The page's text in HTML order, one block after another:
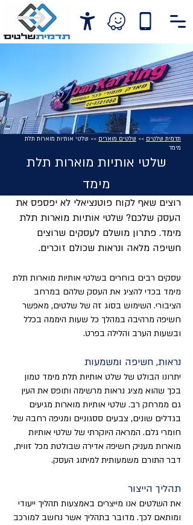
תדמית שלטים >> שלטים מוארים >> שלטי אותיות מוארות תלת
מימד
שלטי אותיות מוארות תלת
מימד
רוצים שאף לקוח פוטנציאלי לא יפספס את
העסק שלכם? שלטי אותיות מוארות תלת
מימד. פתרון מושלם לעסקים שרוצים
חשיפה מלאה ונראות שכולם זוכרים.
עסקים רבים בוחרים בשלטי אותיות מוארות תלת
מימד בכדי להציג את העסק שלהם במרחב
הציבורי. השימוש בסוג זה של שלטים, מאפשר
חשיפה מרהיבה במהלך כל שעות היממה בכלל
ובשעות הערב והלילה בפרט.
נראות, חשיפה ומשמעות
יתרונו הבולט של שלט אותיות תלת מימד טמון
בכך שהוא מציג נראות מרשימה ותופס את העין
גם ממרחק רב. שלטי אותיות מוארות מגיעים
בגדלים שונים, צבעים ססגוניים ומניפה רחבה של
חומרי גלם. המראה היוקרתי של שלטי אותיות
מוארות מעניק חשיפה אדירה שבולטת מכל זווית,
דבר התורם משמעותית למיתוג העסק.
תהליך הייצור
את השלטים אנו מייצרים באמצעות תהליך ייעודי
ומותאם לכך. מדובר בתהליך אשר נחשב למורכב